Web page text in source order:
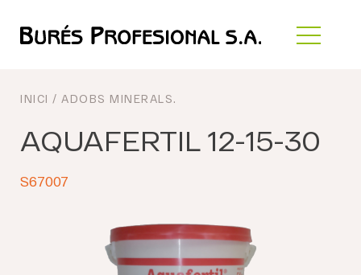
INICI / ADOBS MINERALS.
AQUAFERTIL 12-15-30
S67007